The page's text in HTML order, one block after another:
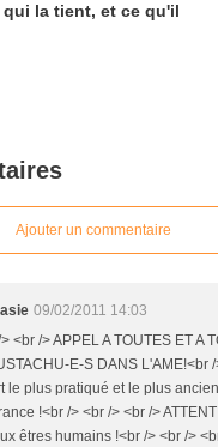
qui la tient, et ce qu'il
Ajouter un commentaire
09/02/2011 14:03
<br /> APPEL A TOUTES ET A
E-S DANS L'AME!<br
le plus pratiqué et le plus
!<br /> <br /> <br />
êtres humains !<br /> <br />